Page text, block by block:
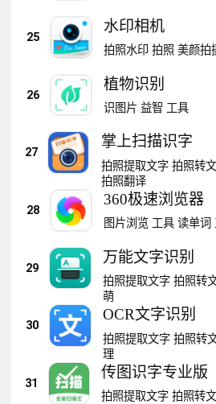
25
水印相机
拍照水印 拍照 美颜拍
26
植物识别
识图片 益智 工具
27
掌上扫描识字
拍照提取文字 拍照转
拍照翻译
28
360极速浏览器
图片浏览 工具 读单词
29
万能文字识别
拍照提取文字 拍照转
萌
30
OCR文字识别
拍照提取文字 拍照转
理
31
传图识字专业版
拍照提取文字 拍照转